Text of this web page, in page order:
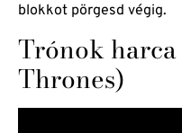
blokkot pörgesd végig.
Trónok
Thrones)